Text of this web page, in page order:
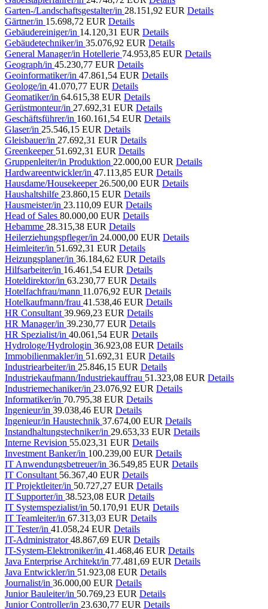
Garten-/Landschaftsgestalter/in 28.151,92 EUR Details
Gärtner/in 15.698,72 EUR Details
Gebäudereiniger/in 14.120,31 EUR Details
Gebäudetechniker/in 35.076,92 EUR Details
General Manager/in Hotellerie 74.953,85 EUR Details
Geograph/in 45.230,77 EUR Details
Geoinformatiker/in 47.861,54 EUR Details
Geologe/in 41.070,77 EUR Details
Geomatiker/in 64.615,38 EUR Details
Gerüstmonteur/in 27.692,31 EUR Details
Geschäftsführer/in 160.161,54 EUR Details
Glaser/in 25.546,15 EUR Details
Gleisbauer/in 27.692,31 EUR Details
Greenkeeper 51.692,31 EUR Details
Gruppenleiter/in Produktion 22.000,00 EUR Details
Hardwareentwickler/in 47.113,85 EUR Details
Hausdame/Housekeeper 26.500,00 EUR Details
Haushaltshilfe 23.860,15 EUR Details
Hausmeister/in 23.110,09 EUR Details
Head of Sales 80.000,00 EUR Details
Hebamme 28.315,38 EUR Details
Heilerziehungspfleger/in 24.000,00 EUR Details
Heimleiter/in 51.692,31 EUR Details
Heizungsplaner/in 36.184,62 EUR Details
Hilfsarbeiter/in 16.461,54 EUR Details
Hoteldirektor/in 63.230,77 EUR Details
Hotelfachfrau/mann 11.076,92 EUR Details
Hotelkaufmann/frau 41.538,46 EUR Details
HR Consultant 39.969,23 EUR Details
HR Manager/in 39.230,77 EUR Details
HR Spezialist/in 40.061,54 EUR Details
Hydrologe/Hydrologin 36.923,08 EUR Details
Immobilienmakler/in 51.692,31 EUR Details
Industriearbeiter/in 25.846,15 EUR Details
Industriekaufmann/Industriekauffrau 51.323,08 EUR Details
Industriemechaniker/in 23.076,92 EUR Details
Informatiker/in 70.795,38 EUR Details
Ingenieur/in 39.038,46 EUR Details
Ingenieur/in Haustechnik 37.674,00 EUR Details
Instandhaltungstechniker/in 29.653,33 EUR Details
Interne Revision 55.023,31 EUR Details
Investment Banker/in 100.239,00 EUR Details
IT Anwendungsbetreuer/in 36.549,85 EUR Details
IT Consultant 56.367,40 EUR Details
IT Projektleiter/in 50.727,27 EUR Details
IT Supporter/in 38.523,08 EUR Details
IT Systemspezialist/in 50.170,91 EUR Details
IT Teamleiter/in 67.313,03 EUR Details
IT Tester/in 41.058,24 EUR Details
IT-Administrator48.867,69 EUR Details
IT-System-Elektroniker/in 41.468,46 EUR Details
Java Enterprise Architekt/in 77.481,69 EUR Details
Java Entwickler/in 51.923,08 EUR Details
Journalist/in 36.000,00 EUR Details
Junior Bauleiter/in 50.769,23 EUR Details
Junior Controller/in 23.630,77 EUR Details